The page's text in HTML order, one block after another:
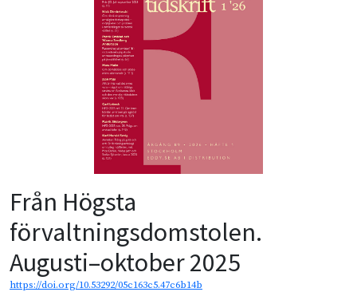
Från Högsta
förvaltningsdomstolen.
Augusti–oktober 2025
https://doi.org/10.53292/05c163c5.47c6b14b